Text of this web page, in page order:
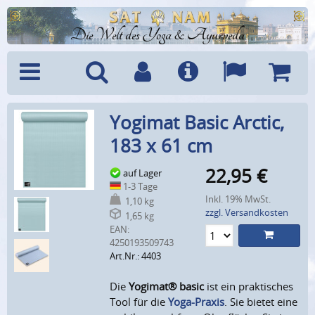
Die Welt des Yoga & Ayurveda
Menü SucheBenutzerkonto
Info Sprachen
Yogimat Basic Arctic,
183 x 61 cm
auf Lager
1-3 Tage
1,10 kg
1,65 kg
EAN:
4250193509743
Art.Nr.: 4403
22,95 €
Inkl. 19% MwSt.
zzgl. Versandkosten
DieYogimat® basicist ein praktisches
Tool für dieYoga-Praxis. Sie bietet eine